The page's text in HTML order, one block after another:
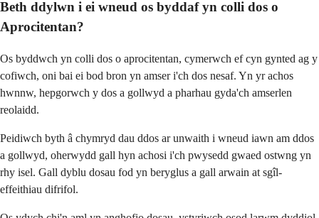
Beth ddylwn i ei wneud os byddaf yn colli dos o
Aprocitentan?
Os byddwch yn colli dos o aprocitentan, cymerwch ef cyn gynted ag y
cofiwch, oni bai ei bod bron yn amser i'ch dos nesaf. Yn yr achos
hwnnw, hepgorwch y dos a gollwyd a pharhau gyda'ch amserlen
reolaidd.
Peidiwch byth â chymryd dau ddos ar unwaith i wneud iawn am ddos
a gollwyd, oherwydd gall hyn achosi i'ch pwysedd gwaed ostwng yn
rhy isel. Gall dyblu dosau fod yn beryglus a gall arwain at sgîl-
effeithiau difrifol.